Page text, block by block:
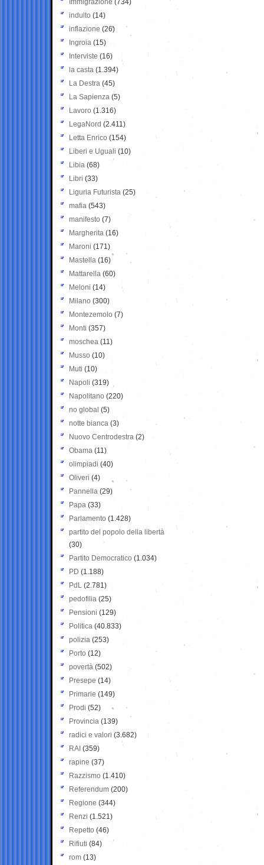
Immigrazione (734)
indulto (14)
inflazione (26)
Ingroia (15)
Interviste (16)
la casta (1.394)
La Destra (45)
La Sapienza (5)
Lavoro (1.316)
LegaNord (2.411)
Letta Enrico (154)
Liberi e Uguali (10)
Libia (68)
Libri (33)
Liguria Futurista (25)
mafia (543)
manifesto (7)
Margherita (16)
Maroni (171)
Mastella (16)
Mattarella (60)
Meloni (14)
Milano (300)
Montezemolo (7)
Monti (357)
moschea (11)
Musso (10)
Muti (10)
Napoli (319)
Napolitano (220)
no global (5)
notte bianca (3)
Nuovo Centrodestra (2)
Obama (11)
olimpiadi (40)
Oliveri (4)
Pannella (29)
Papa (33)
Parlamento (1.428)
partito del popolo della libertà
(30)
Partito Democratico (1.034)
PD (1.188)
PdL (2.781)
pedofilia (25)
Pensioni (129)
Politica (40.833)
polizia (253)
Porto (12)
povertà (502)
Presepe (14)
Primarie (149)
Prodi (52)
Provincia (139)
radici e valori (3.682)
RAI (359)
rapine (37)
Razzismo (1.410)
Referendum (200)
Regione (344)
Renzi (1.521)
Repetto (46)
Rifiuti (84)
rom (13)